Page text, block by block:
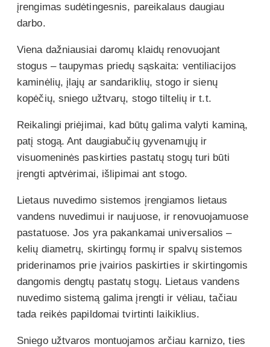
įrengimas sudėtingesnis, pareikalaus daugiau
darbo.
Viena dažniausiai daromų klaidų renovuojant
stogus – taupymas priedų sąskaita: ventiliacijos
kaminėlių, įlajų ar sandariklių, stogo ir sienų
kopėčių, sniego užtvarų, stogo tiltelių ir t.t.
Reikalingi priėjimai, kad būtų galima valyti kaminą,
patį stogą. Ant daugiabučių gyvenamųjų ir
visuomeninės paskirties pastatų stogų turi būti
įrengti aptvėrimai, išlipimai ant stogo.
Lietaus nuvedimo sistemos įrengiamos lietaus
vandens nuvedimui ir naujuose, ir renovuojamuose
pastatuose. Jos yra pakankamai universalios –
kelių diametrų, skirtingų formų ir spalvų sistemos
priderinamos prie įvairios paskirties ir skirtingomis
dangomis dengtų pastatų stogų. Lietaus vandens
nuvedimo sistemą galima įrengti ir vėliau, tačiau
tada reikės papildomai tvirtinti laikiklius.
Sniego užtvaros montuojamos arčiau karnizo, ties